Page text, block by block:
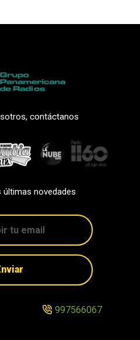
contáctanos
últimas novedades
997566067